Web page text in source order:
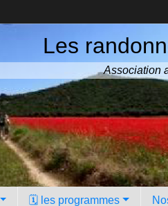
Les
Association
🗓️ les programmes